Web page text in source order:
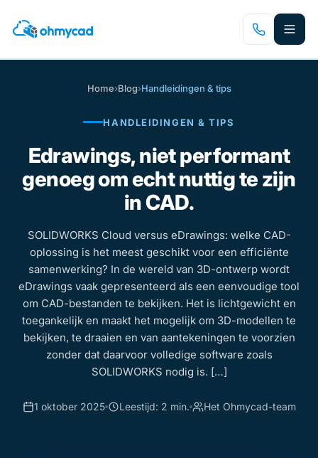
naar
Home›Blog›Handleidingen & tips
HANDLEIDINGEN & TIPS
Edrawings, niet performant
genoeg om echt nuttig te zijn
in CAD.
SOLIDWORKS Cloud versus eDrawings: welke CAD-
oplossing is het meest geschikt voor een efficiënte
samenwerking? In de wereld van 3D-ontwerp wordt
eDrawings vaak gepresenteerd als een eenvoudige tool
om CAD-bestanden te bekijken. Het is lichtgewicht en
toegankelijk en maakt het mogelijk om 3D-modellen te
bekijken, te draaien en van aantekeningen te voorzien
zonder dat daarvoor volledige software zoals
SOLIDWORKS nodig is. […]
1 oktober 2025 Leestijd: 2 min. Het Ohmycad-team